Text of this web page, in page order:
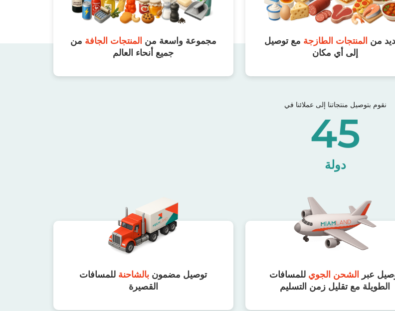
مجموعة واسعة من المنتجات الجافة من
جميع أنحاء العالم
من المنتجات الطازجة مع توصيل
إلى أي مكان
نقوم بتوصيل منتجاتنا إلى عملائنا في
45
دولة
توصيل مضمون بالشاحنة للمسافات
القصيرة
عبر الشحن الجوي للمسافات
الطويلة مع تقليل زمن التسليم